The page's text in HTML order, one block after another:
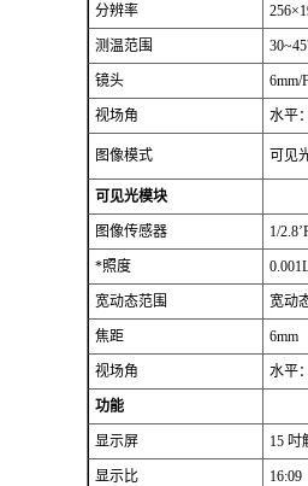
分辨率
测温范围
镜头 6mm/
视场角 水平
图像模式 可见
可见光模块
图像传感器 1/
*照度
宽动态范围 宽动
焦距 6mm
视场角 水平
功能
显示屏 15 吋
显示比 16:09